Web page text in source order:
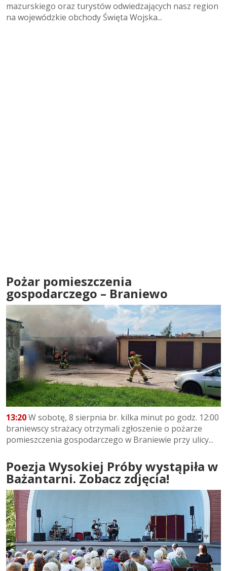
mazurskiego oraz turystów odwiedzających nasz region
na wojewódzkie obchody Święta Wojska...
Pożar pomieszczenia
gospodarczego – Braniewo
13:20W sobotę, 8 sierpnia br. kilka minut po godz. 12:00
braniewscy strażacy otrzymali zgłoszenie o pożarze
pomieszczenia gospodarczego w Braniewie przy ulicy...
Poezja Wysokiej Próby wystąpiła w
Bażantarni. Zobacz zdjęcia!